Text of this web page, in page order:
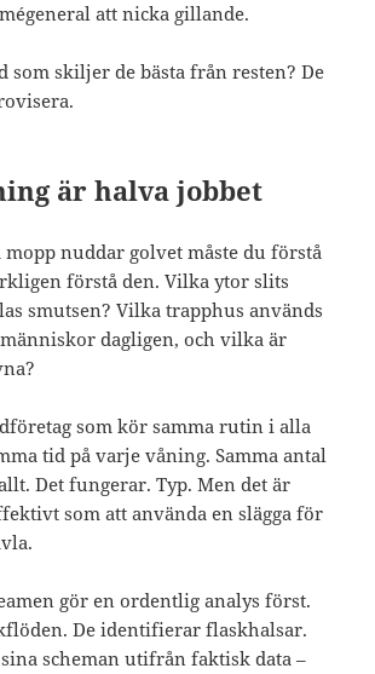
att nicka gillande.
som skiljer de bästa från resten? De
är halva jobbet
nuddar golvet måste du förstå
förstå den. Vilka ytor slits
smutsen? Vilka trapphus används
dagligen, och vilka är
som kör samma rutin i alla
tid på varje våning. Samma antal
Det fungerar. Typ. Men det är
som att använda en slägga för
gör en ordentlig analys först.
De identifierar flaskhalsar.
sina scheman utifrån faktisk data –